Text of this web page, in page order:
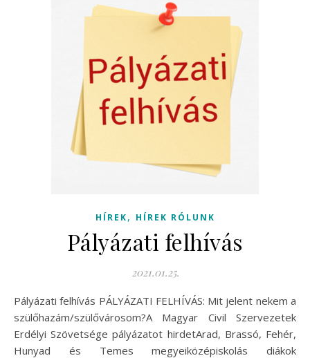
HÍREK, HÍREK RÓLUNK
Pályázati felhívás
2021.01.25.
Pályázati felhívás PÁLYÁZATI FELHÍVÁS: Mit jelent nekem a
szülőhazám/szülővárosom?A Magyar Civil Szervezetek
Erdélyi Szövetsége pályázatot hirdetArad, Brassó, Fehér,
Hunyad és Temes megyeiközépiskolás diákok